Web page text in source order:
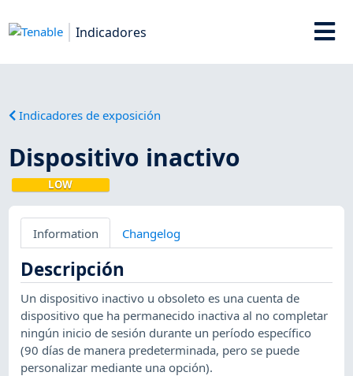
Indicadores
Indicadores de exposición
Dispositivo inactivo
LOW
Information Changelog
Descripción
Un dispositivo inactivo u obsoleto es una cuenta de
dispositivo que ha permanecido inactiva al no completar
ningún inicio de sesión durante un período específico
(90 días de manera predeterminada, pero se puede
personalizar mediante una opción).